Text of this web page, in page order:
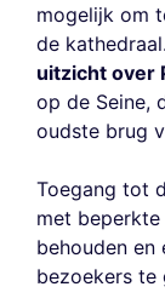
mogelijk om
de
uitzicht over
op de Seine,
oudste brug
Toegang tot
met
behouden
bezoekers te